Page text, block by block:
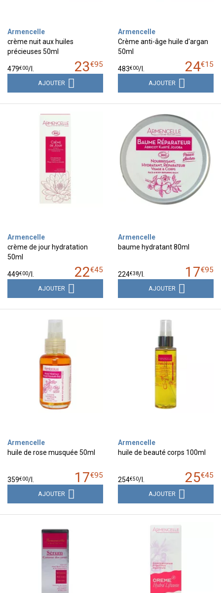
Armencelle
crème nuit aux huiles
précieuses 50ml
23€95
479€00/
AJOUTER
Armencelle
Crème anti-âge huile d'argan
50ml
24€15
483€00/
AJOUTER
Armencelle
crème de jour hydratation
50ml
22€45
449€00/
AJOUTER
Armencelle
baume hydratant 80ml
17€95
224€38/
AJOUTER
Armencelle
huile de rose musquée 50ml
17€95
359€00/
AJOUTER
Armencelle
huile de beauté corps 100ml
25€45
254€50/
AJOUTER